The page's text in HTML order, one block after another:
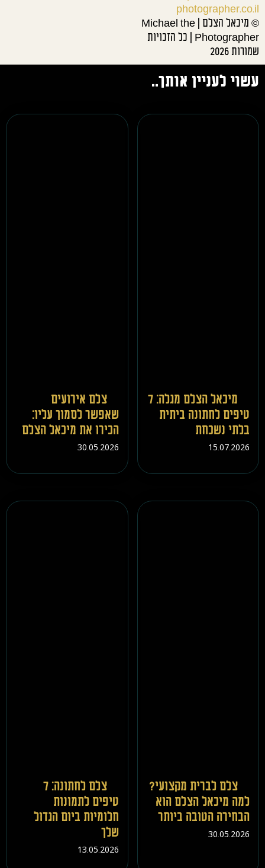
photographer.co.il
© מיכאל הצלם | Michael the
Photographer | כל הזכויות
שמורות 2026
עשוי לעניין אותך..
מיכאל הצלם מגלה: 7
טיפים לחתונה ביתית
בלתי נשכחת
15.07.2026
צלם אירועים
שאפשר לסמוך עליו:
הכירו את מיכאל הצלם
30.05.2026
צלם לברית מקצועי?
למה מיכאל הצלם הוא
הבחירה הטובה ביותר
30.05.2026
צלם לחתונה: 7
טיפים לתמונות
חלומיות ביום הגדול
שלך
13.05.2026